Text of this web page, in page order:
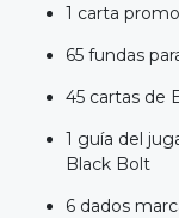
1 carta
65 fundas
45 cartas de
1 guía del
Black Bolt
6 dados